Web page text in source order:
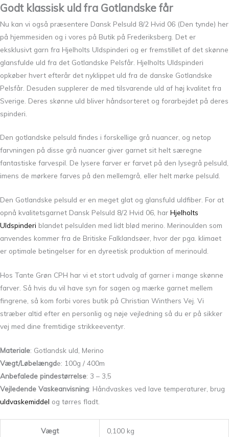
Godt klassisk uld fra Gotlandske får
Nu kan vi også præsentere Dansk Pelsuld 8/2 Hvid 06 (Den tynde) her
på hjemmesiden og i vores på Butik på Frederiksberg. Det er
eksklusivt garn fra Hjelholts Uldspinderi og er fremstillet af det skønne
glansfulde uld fra det Gotlandske Pelsfår. Hjelholts Uldspinderi
opkøber hvert efterår det nyklippet uld fra de danske Gotlandske
Pelsfår. Desuden supplerer de med tilsvarende uld af høj kvalitet fra
Sverige. Deres skønne uld bliver håndsorteret og forarbejdet på deres
spinderi.
Den gotlandske pelsuld findes i forskellige grå nuancer, og netop
farvningen på disse grå nuancer giver garnet sit helt særegne
fantastiske farvespil. De lysere farver er farvet på den lysegrå pelsuld,
imens de mørkere farves på den mellemgrå, eller helt mørke pelsuld.
Den Gotlandske pelsuld er en meget glat og glansfuld uldfiber. For at
opnå kvalitetsgarnet Dansk Pelsuld 8/2 Hvid 06, har Hjelholts
Uldspinderi blandet pelsulden med lidt blød merino. Merinoulden som
anvendes kommer fra de Britiske Falklandsøer, hvor der pga. klimaet
er optimale betingelser for en dyreetisk produktion af merinould.
Hos Tante Grøn CPH har vi et stort udvalg af garner i mange skønne
farver. Så hvis du vil have syn for sagen og mærke garnet mellem
fingrene, så kom forbi vores butik på Christian Winthers Vej. Vi
stræber altid efter en personlig og nøje vejledning så du er på sikker
vej med dine fremtidige strikkeeventyr.
Materiale: Gotlandsk uld, Merino
Vægt/Løbelængde: 100g / 400m
Anbefalede pindestørrelse: 3 – 3,5
Vejledende Vaskeanvisning: Håndvaskes ved lave temperaturer, brug
uldvaskemiddel og tørres fladt.
Vægt 0,100 kg